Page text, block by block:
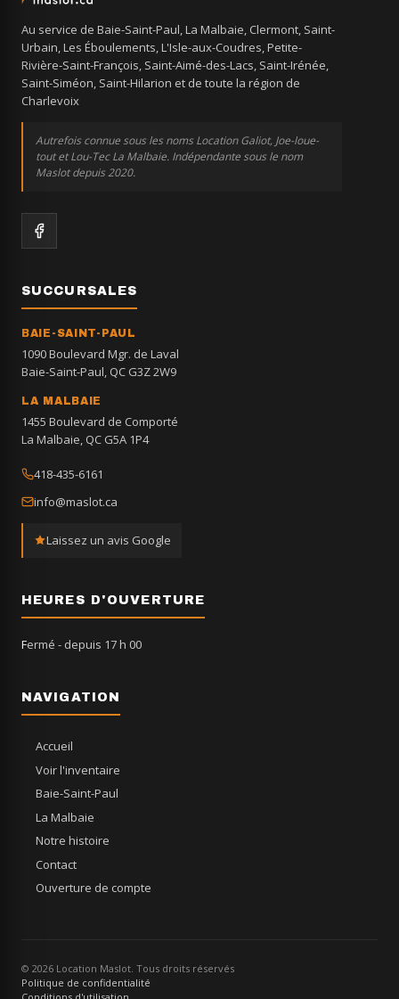
Au service de Baie-Saint-Paul, La Malbaie, Clermont, Saint-
Urbain, Les Éboulements, L'Isle-aux-Coudres, Petite-
Rivière-Saint-François, Saint-Aimé-des-Lacs, Saint-Irénée,
Saint-Siméon, Saint-Hilarion et de toute la région de
Charlevoix
Autrefois connue sous les noms Location Galiot, Joe-loue-
tout et Lou-Tec La Malbaie. Indépendante sous le nom
Maslot depuis 2020.
SUCCURSALES
BAIE-SAINT-PAUL
1090 Boulevard Mgr. de Laval
Baie-Saint-Paul, QC G3Z 2W9
LA MALBAIE
1455 Boulevard de Comporté
La Malbaie, QC G5A 1P4
418-435-6161
info@maslot.ca
Laissez un avis Google
HEURES D'OUVERTURE
Fermé - depuis 17 h 00
NAVIGATION
Accueil
Voir l'inventaire
Baie-Saint-Paul
La Malbaie
Notre histoire
Contact
Ouverture de compte
© 2026 Location Maslot. Tous droits réservés
Politique de confidentialité